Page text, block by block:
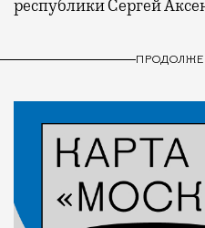
республики Сергей